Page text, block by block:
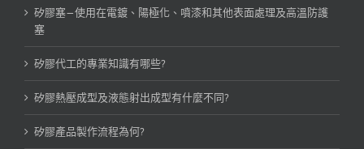
矽膠塞—使用在電鍍、陽極化、噴漆和其他表面處理及高溫防護
塞
矽膠代工的專業知識有哪些?
矽膠熱壓成型及液態射出成型有什麼不同?
矽膠產品製作流程為何?